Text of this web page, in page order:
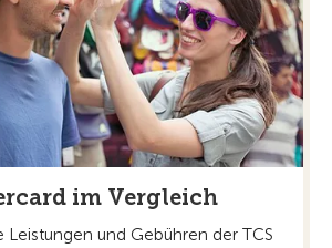
im Vergleich
Leistungen und Gebühren der TCS